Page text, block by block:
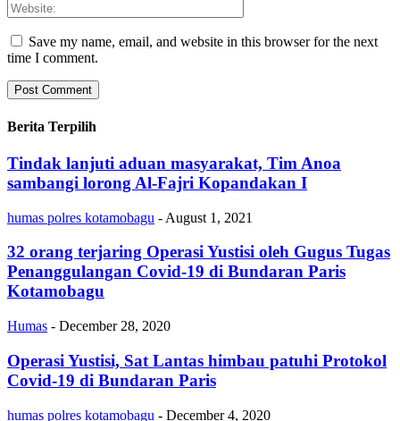
Save my name, email, and website in this browser for the next
time I comment.
Berita Terpilih
Tindak lanjuti aduan masyarakat, Tim Anoa
sambangi lorong Al-Fajri Kopandakan I
humas polres kotamobagu - August 1, 2021
32 orang terjaring Operasi Yustisi oleh Gugus Tugas
Penanggulangan Covid-19 di Bundaran Paris
Kotamobagu
Humas - December 28, 2020
Operasi Yustisi, Sat Lantas himbau patuhi Protokol
Covid-19 di Bundaran Paris
humas polres kotamobagu - December 4, 2020